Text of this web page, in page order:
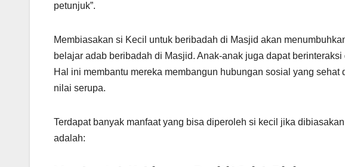
petunjuk”.
Membiasakan si Kecil untuk beribadah di Masjid akan
belajar adab beribadah di Masjid. Anak-anak juga dapat
Hal ini membantu mereka membangun hubungan sosial yang
nilai serupa.
Terdapat banyak manfaat yang bisa diperoleh si kecil jika
adalah: